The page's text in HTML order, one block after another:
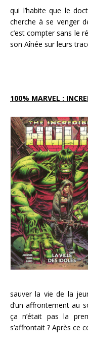
qui l’habite que le
cherche à se venger
c’est compter sans le
son Aînée sur leurs
100% MARVEL :
sauver la vie de la
d’un affrontement au
ça n’était pas la
s’affrontait ? Après ce